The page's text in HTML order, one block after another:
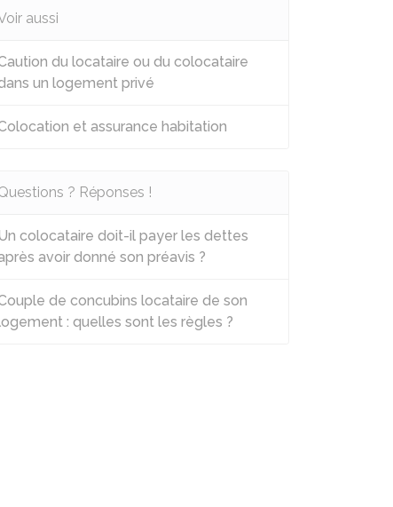
aussi
du locataire ou du colocataire
un logement privé
et assurance habitation
? Réponses !
colocataire doit-il payer les dettes
avoir donné son préavis ?
de concubins locataire de son
: quelles sont les règles ?